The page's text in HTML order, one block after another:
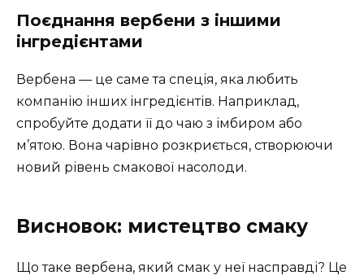
Поєднання вербени з іншими
інгредієнтами
Вербена — це саме та спеція, яка любить
компанію інших інгредієнтів. Наприклад,
спробуйте додати її до чаю з імбиром або
м’ятою. Вона чарівно розкриється, створюючи
новий рівень смакової насолоди.
Висновок: мистецтво смаку
Що таке вербена, який смак у неї насправді? Це